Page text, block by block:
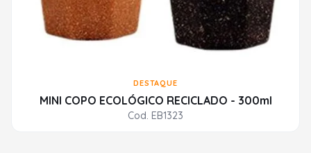
DESTAQUE
MINI COPO ECOLÓGICO RECICLADO - 300ml
Cod. EB1323